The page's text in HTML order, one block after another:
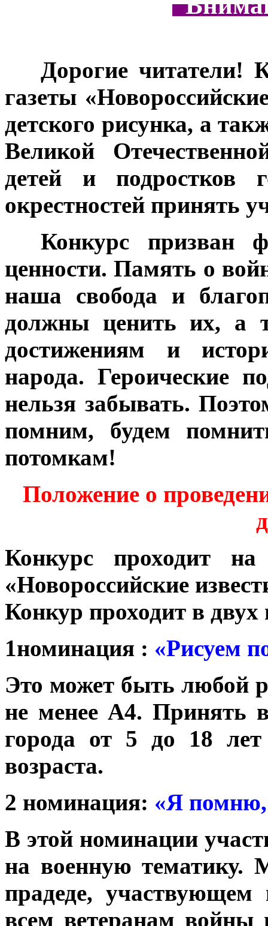
Дорогие читатели!
газеты
детского рисунка, а
Великой
детей и подростков
окрестностей принять
Конкурс призван
ценности. Память о
наша свобода и
должны ценить их, а
достижениям и
народа. Героические
нельзя забывать.
помним, будем
потомкам!
Положение о
Конкурс проходит на
«Новороссийские
Конкур проходит в
1номинация : «Рисуем
Это может быть любой
не менее А4. Принять
города от 5 до 18
возраста.
2 номинация: «Я помню,
В этой номинации
на военную тематику.
прадеде,
всем ветеранам войны